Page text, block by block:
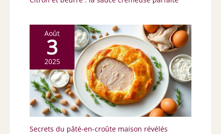
Août
3
2025
Secrets du pâté-en-croûte maison révélés